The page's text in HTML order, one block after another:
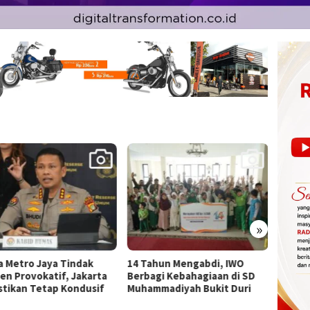
»
Mengabdi, IWO
Kebahagiaan di SD
Bukit Duri
Rayakan HUT RI, Vasaka Hotel
Jakarta Hadirkan Promo
Spesial “Hadiah